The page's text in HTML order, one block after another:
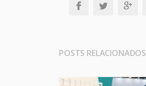
POSTS RELACIONADOS